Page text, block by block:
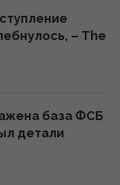
– The
база ФСБ
детали